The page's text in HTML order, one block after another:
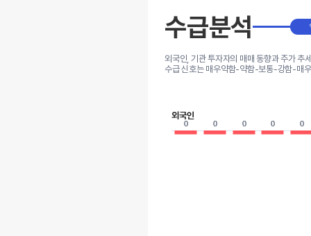
수급분석
외국인, 기관 투자자의 매매 동향과 주가 추
수급 신호는 매우약함-약함-보통-강함-매
외국인
0
0 0
0 0
0 0
0 0
0